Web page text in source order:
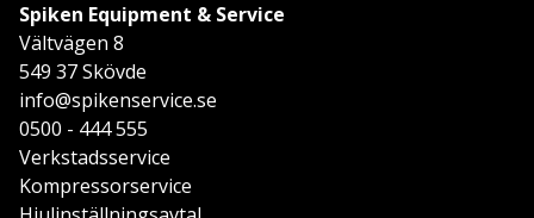
Spiken Equipment & Service
Vältvägen 8
549 37 Skövde
info@spikenservice.se
0500 - 444 555
Verkstadsservice
Kompressorservice